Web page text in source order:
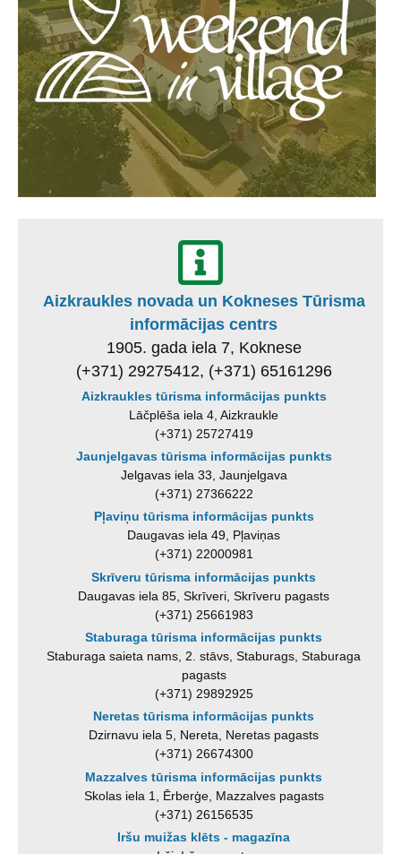
Aizkraukles novada un Kokneses Tūrisma
informācijas centrs
1905. gada iela 7, Koknese
(+371) 29275412, (+371) 65161296
Aizkraukles tūrisma informācijas punkts
Lāčplēša iela 4, Aizkraukle
(+371) 25727419
Jaunjelgavas tūrisma informācijas punkts
Jelgavas iela 33, Jaunjelgava
(+371) 27366222
Pļaviņu tūrisma informācijas punkts
Daugavas iela 49, Pļaviņas
(+371) 22000981
Skrīveru tūrisma informācijas punkts
Daugavas iela 85, Skrīveri, Skrīveru pagasts
(+371) 25661983
Staburaga tūrisma informācijas punkts
Staburaga saieta nams, 2. stāvs, Staburags, Staburaga
pagasts
(+371) 29892925
Neretas tūrisma informācijas punkts
Dzirnavu iela 5, Nereta, Neretas pagasts
(+371) 26674300
Mazzalves tūrisma informācijas punkts
Skolas iela 1, Ērberģe, Mazzalves pagasts
(+371) 26156535
Iršu muižas klēts - magazīna